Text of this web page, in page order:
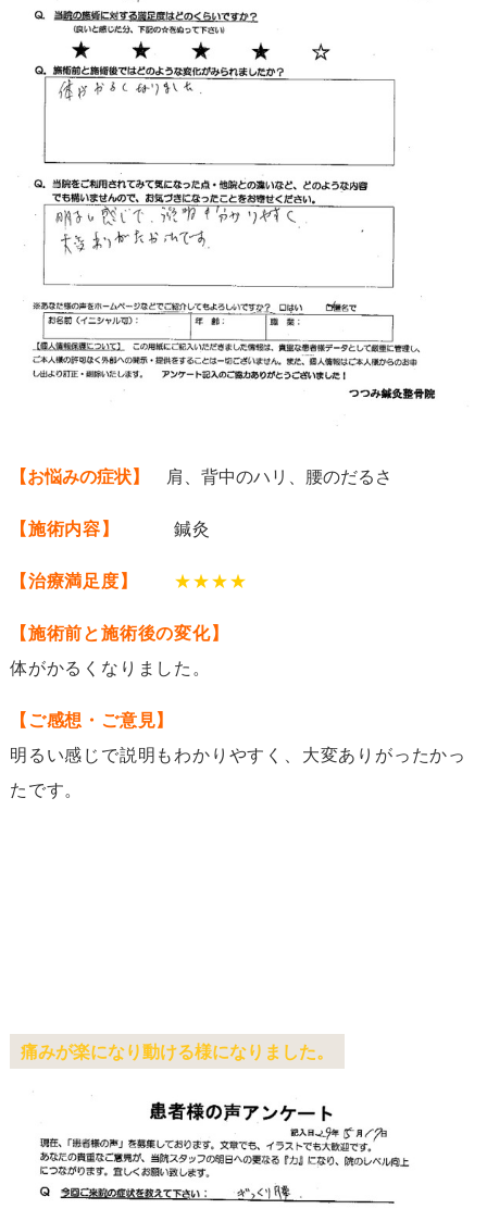
【お悩みの症状】 肩、背中のハリ、腰のだるさ
【施術内容】 鍼灸
【治療満足度】 ★★★★
【施術前と施術後の変化】
体がかるくなりました。
【ご感想・ご意見】
明るい感じで説明もわかりやすく、大変ありがったかっ
たです。
痛みが楽になり動ける様になりました。